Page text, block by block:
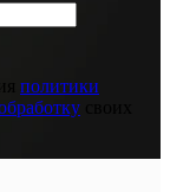
политики